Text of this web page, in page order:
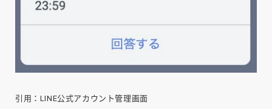
引用：LINE公式アカウント管理画面